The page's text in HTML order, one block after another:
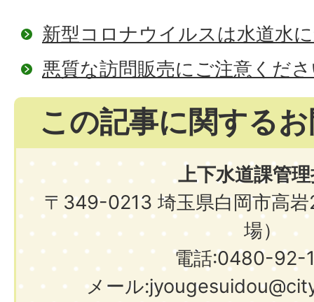
新型コロナウイルスは水道水
悪質な訪問販売にご注意くだ
この記事に関する
上下水道課管
〒349-0213 埼玉県白岡市高岩
場）
電話:0480-92-
メール